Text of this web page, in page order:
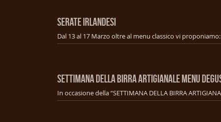
SERATE IRLANDESI
SETTIMANA DELLA BIRRA ARTIGIANALE MENU